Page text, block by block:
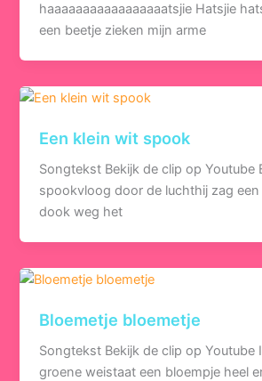
haaaaaaaaaaaaaaaaatsjie Hatsjie
een beetje zieken mijn arme
Een klein wit spook
Songtekst Bekijk de clip op Youtube
spookvloog door de luchthij zag
dook weg het
Bloemetje bloemetje
Songtekst Bekijk de clip op Youtube
groene weistaat een bloempje heel